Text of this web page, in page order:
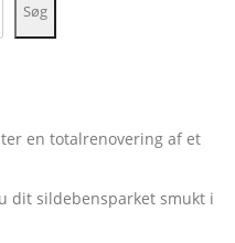
Søg
en totalrenovering af et
dit sildebensparket smukt i